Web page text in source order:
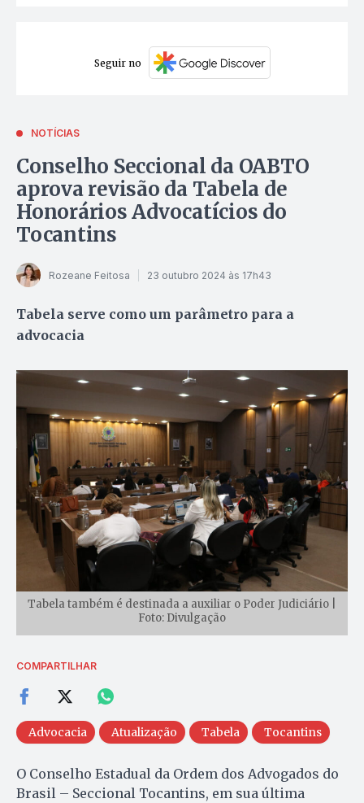
Seguir no
NOTÍCIAS
Conselho Seccional da OABTO
aprova revisão da Tabela de
Honorários Advocatícios do
Tocantins
Rozeane Feitosa 23 outubro 2024 às 17h43
Tabela serve como um parâmetro para a
advocacia
Tabela também é destinada a auxiliar o Poder Judiciário |
Foto: Divulgação
COMPARTILHAR
Advocacia Atualização Tabela Tocantins
O Conselho Estadual da Ordem dos Advogados do
Brasil – Seccional Tocantins, em sua última